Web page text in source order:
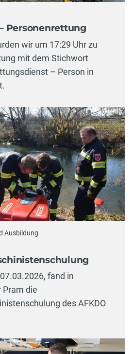
Personenrettung
wir um 17:29 Uhr zu
mit dem Stichwort
– Person in
Ausbildung
fand in
Pram die
des AFKDO